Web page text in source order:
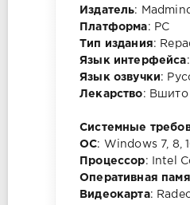
Издатель:
Платформа: PC
Тип издания:
Язык интерфейса
Язык озвучки:
Лекарство: Вшито
Cистемные
ОС: Windows 7, 8,
Процессор: Intel
Оперативная
Видеокарта: